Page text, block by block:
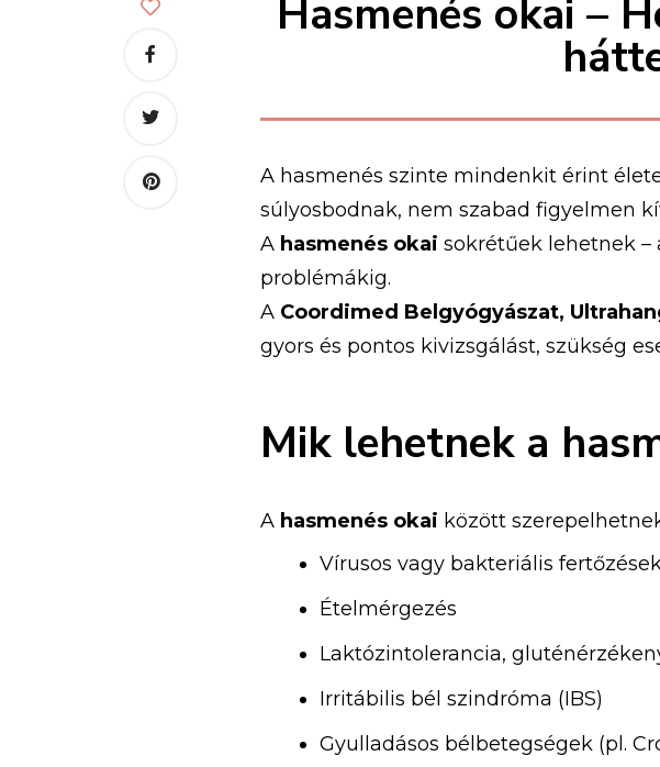
Hasmenés okai –
A hasmenés szinte mindenkit érint
súlyosbodnak, nem szabad figyelmen
A hasmenés okai sokrétűek lehetnek –
problémákig.
A Coordimed Belgyógyászat,
gyors és pontos kivizsgálást, szükség
Mik lehetnek a
A hasmenés okai között
Vírusos vagy bakteriális
Ételmérgezés
Laktózintolerancia,
Irritábilis bél szindróma (IBS)
Gyulladásos bélbetegségek (pl.